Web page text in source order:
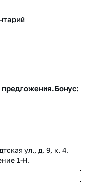
предложения.Бонус:
ул., д. 9, к. 4.
1-Н.